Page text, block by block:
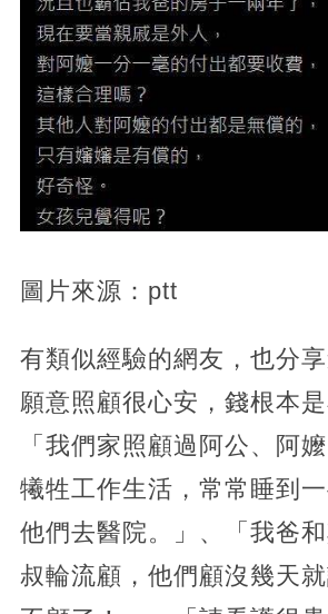
圖片來源：ptt
有類似經驗的網友，也分
願意照顧很心安，錢根本是
「我們家照顧過阿公、阿
犧牲工作生活，常常睡到
他們去醫院。」、「我爸
叔輪流顧，他們顧沒幾天